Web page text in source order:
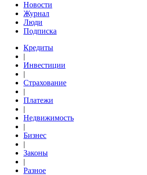
Новости
Журнал
Люди
Подписка
Кредиты
|
Инвестиции
|
Страхование
|
Платежи
|
Недвижимость
|
Бизнес
|
Законы
|
Разное